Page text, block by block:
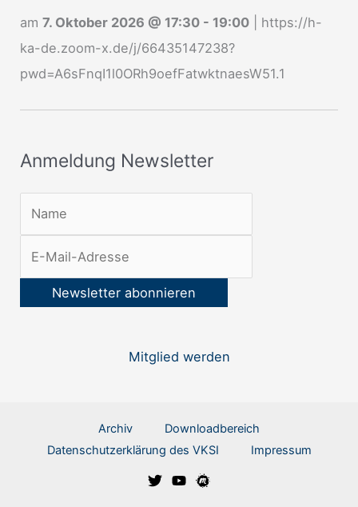
am7. Oktober 2026 @ 17:30 - 19:00
https://h-
ka-de.zoom-x.de/j/66435147238?
pwd=A6sFnqI1l0ORh9oefFatwktnaesW51.1
Anmeldung Newsletter
w
t
e
Mitglied werden
Archiv
Downloadbereich
Datenschutzerklärung des VKSI
Impressum